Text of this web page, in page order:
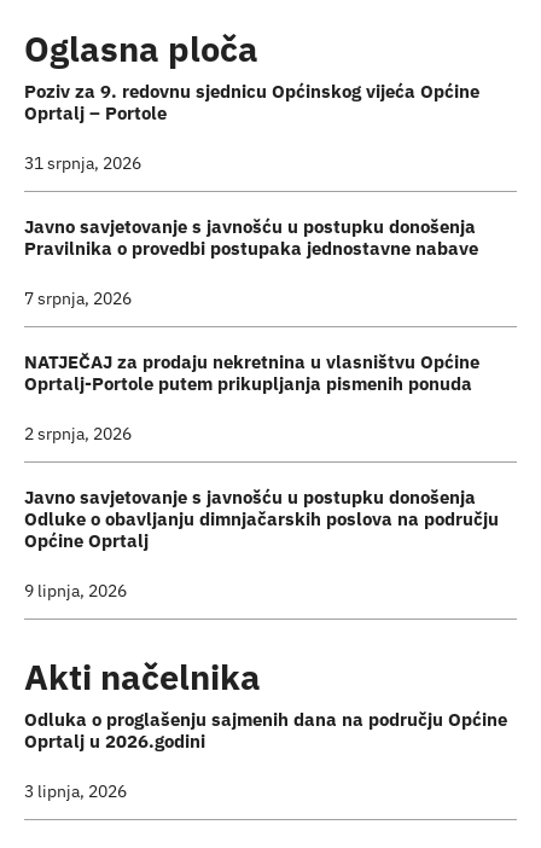
Oglasna ploča
Poziv za 9. redovnu sjednicu Općinskog vijeća Općine
Oprtalj – Portole
31 srpnja, 2026
Javno savjetovanje s javnošću u postupku donošenja
Pravilnika o provedbi postupaka jednostavne nabave
7 srpnja, 2026
NATJEČAJ za prodaju nekretnina u vlasništvu Općine
Oprtalj-Portole putem prikupljanja pismenih ponuda
2 srpnja, 2026
Javno savjetovanje s javnošću u postupku donošenja
Odluke o obavljanju dimnjačarskih poslova na području
Općine Oprtalj
9 lipnja, 2026
Akti načelnika
Odluka o proglašenju sajmenih dana na području Općine
Oprtalj u 2026.godini
3 lipnja, 2026